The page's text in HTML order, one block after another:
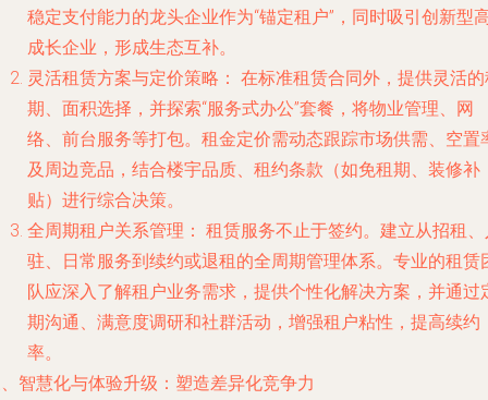
稳定支付能力的龙头企业作为“锚定租户”，同时吸引创新型
成长企业，形成生态互补。
灵活租赁方案与定价策略： 在标准租赁合同外，提供灵活
期、面积选择，并探索“服务式办公”套餐，将物业管理、网
络、前台服务等打包。租金定价需动态跟踪市场供需、空置
及周边竞品，结合楼宇品质、租约条款（如免租期、装修补
贴）进行综合决策。
全周期租户关系管理： 租赁服务不止于签约。建立从招租
驻、日常服务到续约或退租的全周期管理体系。专业的租赁
队应深入了解租户业务需求，提供个性化解决方案，并通过
期沟通、满意度调研和社群活动，增强租户粘性，提高续约
率。
智慧化与体验升级：塑造差异化竞争力